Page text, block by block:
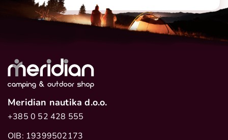
Meridian nautika d.o.o.
+385 0 52 428 555
OIB: 19399502173